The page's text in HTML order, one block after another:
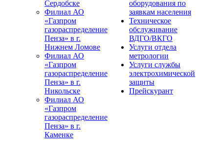
Сердобске
Филиал АО
«Газпром
газораспределение
Пенза» в г.
Нижнем Ломове
Филиал АО
«Газпром
газораспределение
Пенза» в г.
Никольске
Филиал АО
«Газпром
газораспределение
Пенза» в г.
Каменке
оборудования по
заявкам населения
Техническое
обслуживание
ВДГО/ВКГО
Услуги отдела
метрологии
Услуги службы
электрохимической
защиты
Прейскурант